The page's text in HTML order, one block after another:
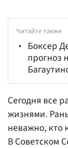
Читайте также
Боксер
прогноз
Сегодня все
жизнями.
неважно, кто
В Советском